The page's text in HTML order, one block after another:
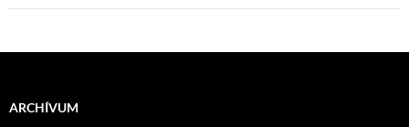
ARCHÍVUM